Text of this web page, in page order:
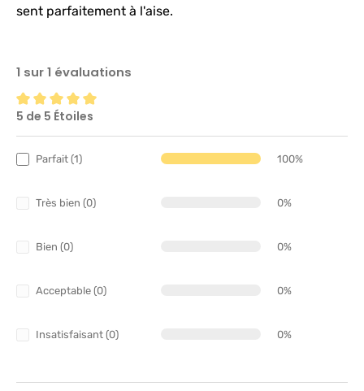
sent parfaitement à l'aise.
1 sur 1 évaluations
Note moyenne de 5 sur 5 étoiles
5 de 5 Étoiles
Parfait (1) 100%
Très bien (0) 0%
Bien (0) 0%
Acceptable (0) 0%
Insatisfaisant (0) 0%